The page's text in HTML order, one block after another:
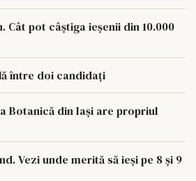
pot câștiga ieșenii din 10.000
între doi candidați
Botanică din Iași are propriul
Vezi unde merită să ieși pe 8 și 9